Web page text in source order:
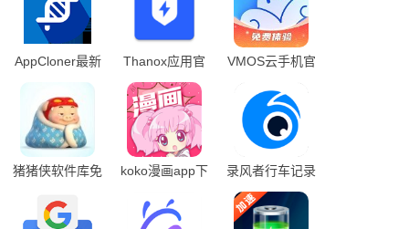
AppCloner最新
Thanox应用官
网版
VMOS云手机官
猪猪侠软件库免
koko漫画app下
录风者行车记录
仪app下载安装